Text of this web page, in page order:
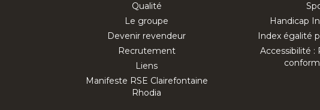
Qualité
Le groupe
Devenir revendeur
Recrutement
Liens
Manifeste RSE Clairefontaine
Rhodia
Handicap
Index égalité
Accessibilité